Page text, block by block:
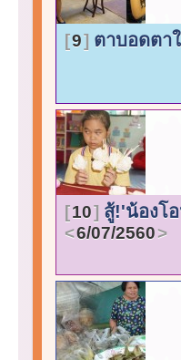
9 ตาบอดตา
10 สู้!'น้องโ
6/07/2560